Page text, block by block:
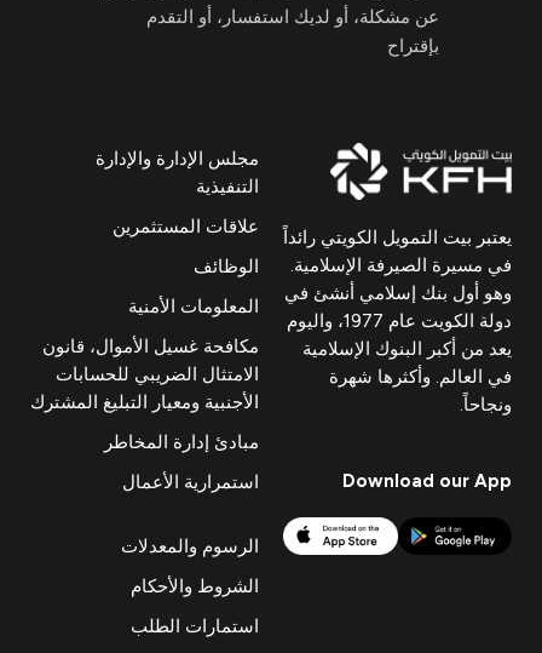
عن مشكلة، أو لديك استفسار، أو التقدم
بإقتراح
يعتبر بيت التمويل الكويتي رائداً
في مسيرة الصيرفة الإسلامية.
وهو أول بنك إسلامي أنشئ في
دولة الكويت عام 1977، واليوم
يعد من أكبر البنوك الإسلامية
في العالم. وأكثرها شهرة
ونجاحاً.
Download our App
مجلس الإدارة والإدارة
التنفيذية
علاقات المستثمرين
الوظائف
المعلومات الأمنية
مكافحة غسيل الأموال، قانون
الامتثال الضريبي للحسابات
الأجنبية ومعيار التبليغ المشترك
مبادئ إدارة المخاطر
استمرارية الأعمال
الرسوم والمعدلات
الشروط والأحكام
استمارات الطلب